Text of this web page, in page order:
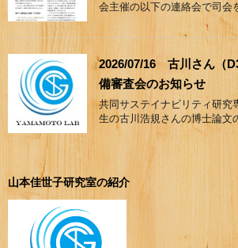
会主催の以下の連絡会で司会
2026/07/16 古川さん（
備審査会のお知らせ
共同サステイナビリティ研究
生の古川浩規さんの博士論文
山本佳世子研究室の紹介